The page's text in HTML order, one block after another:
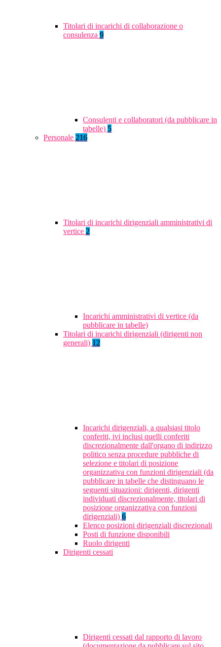
Titolari di incarichi di collaborazione o
consulenza 9
Consulenti e collaboratori (da pubblicare in
tabelle) 5
Personale 216
Titolari di incarichi dirigenziali amministrativi di
vertice 2
Incarichi amministrativi di vertice (da
pubblicare in tabelle)
Titolari di incarichi dirigenziali (dirigenti non
generali) 12
Incarichi dirigenziali, a qualsiasi titolo
conferiti, ivi inclusi quelli conferiti
discrezionalmente dall'organo di indirizzo
politico senza procedure pubbliche di
selezione e titolari di posizione
organizzativa con funzioni dirigenziali (da
pubblicare in tabelle che distinguano le
seguenti situazioni: dirigenti, dirigenti
individuati discrezionalmente, titolari di
posizione organizzativa con funzioni
dirigenziali) 6
Elenco posizioni dirigenziali discrezionali
Posti di funzione disponibili
Ruolo dirigenti
Dirigenti cessati
Dirigenti cessati dal rapporto di lavoro